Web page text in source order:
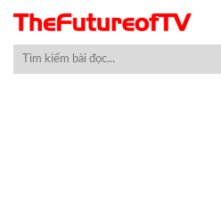
Skip
content